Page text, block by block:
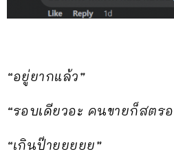
“อยู่ยากแล้ว”
“รอบเดียวอะ คนขายก็สตรอ
“เกินป๊ายยยยย”